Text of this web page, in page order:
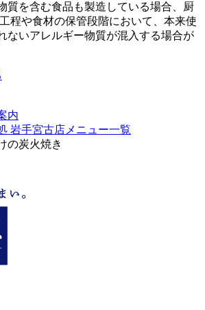
質を含む食品も製造している場合、厨
程や食材の保管段階において、本来使
ないアレルギー物質が混入する場合が
内
岩手宮古店メニュー一覧
の炭火焼き